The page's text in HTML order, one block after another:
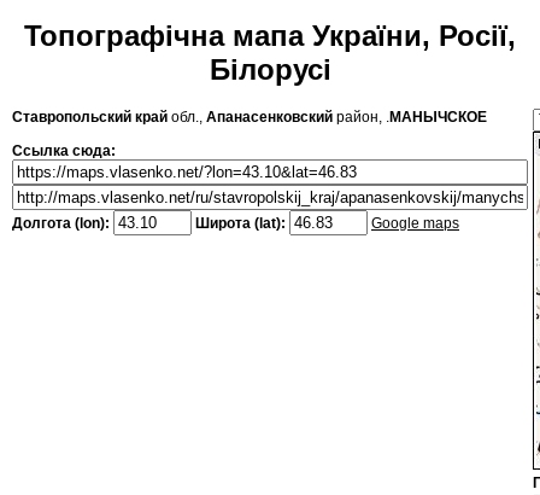
Топографічна мапа України, Росії,
Білорусі
Ставропольский край обл., Апанасенковский район, .МАНЫЧСКОЕ
Ссылка сюда:
Долгота (lon): Широта (lat): Google maps